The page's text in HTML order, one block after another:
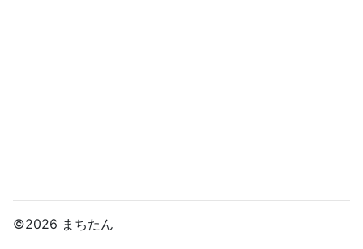
©2026 まちたん